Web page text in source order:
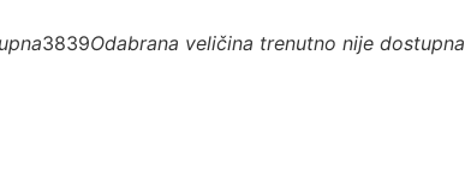
3839Odabrana veličina trenutno nije dostupna